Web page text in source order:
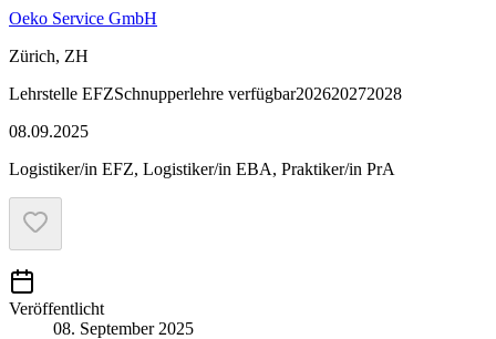
Oeko Service GmbH
Zürich, ZH
Lehrstelle EFZSchnupperlehre verfügbar202620272028
08.09.2025
Logistiker/in EFZ, Logistiker/in EBA, Praktiker/in PrA
Veröffentlicht
08. September 2025